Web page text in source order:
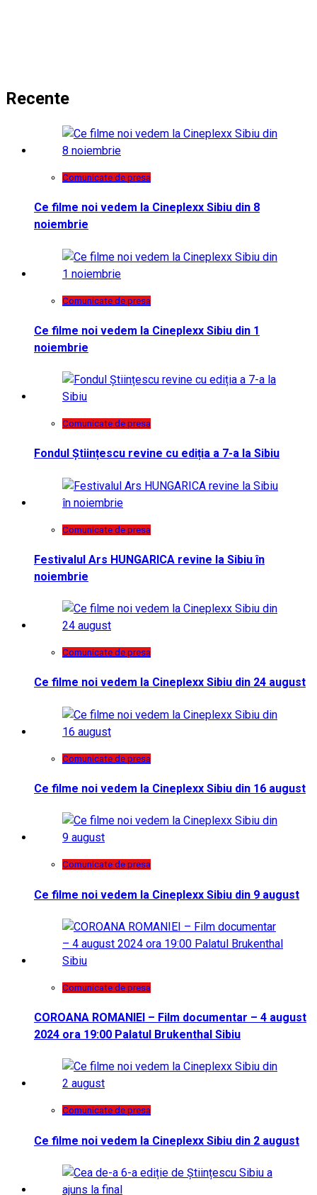
Recente
Comunicate de presa
Ce filme noi vedem la Cineplexx Sibiu din 8
noiembrie
Comunicate de presa
Ce filme noi vedem la Cineplexx Sibiu din 1
noiembrie
Comunicate de presa
Fondul Științescu revine cu ediția a 7-a la Sibiu
Comunicate de presa
Festivalul Ars HUNGARICA revine la Sibiu în
noiembrie
Comunicate de presa
Ce filme noi vedem la Cineplexx Sibiu din 24 august
Comunicate de presa
Ce filme noi vedem la Cineplexx Sibiu din 16 august
Comunicate de presa
Ce filme noi vedem la Cineplexx Sibiu din 9 august
Comunicate de presa
COROANA ROMANIEI – Film documentar – 4 august
2024 ora 19:00 Palatul Brukenthal Sibiu
Comunicate de presa
Ce filme noi vedem la Cineplexx Sibiu din 2 august